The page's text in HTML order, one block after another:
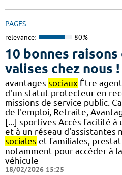
PAGES
relevance: 80%
10 bonnes
valises chez nous !
avantages sociaux Être
d'un statut protecteur en
missions de service public.
de l'emploi, Retraite,
[...] sportives Accès facilité
et à un réseau d'assistantes
sociales et familiales,
notamment pour accéder à
véhicule
18/02/2026 15:25